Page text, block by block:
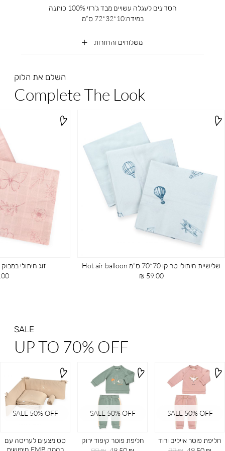
משלוחים והחזרות
הסדינים לעגלה עשויים מבד ג’רזי 100% כותנה
במידה:10*32*72 ס”מ
השלם את הלוק
Complete The Look
שלישיית חיתולי טריקו 70*70 ס”מ Hot air balloon
מחיר
59.00 ₪
זוג חיתולי במבוק 60*60 ס”מ Spring
₪
SALE
UP TO 70% OFF
SALE 50% OFF
סט מצעים לעריסה עם
רקמה EMB חיפושית
SALE 50% OFF
חליפת פוטר קיפוד ירוק
SALE 50% OFF
חליפת פוטר איילים ורוד